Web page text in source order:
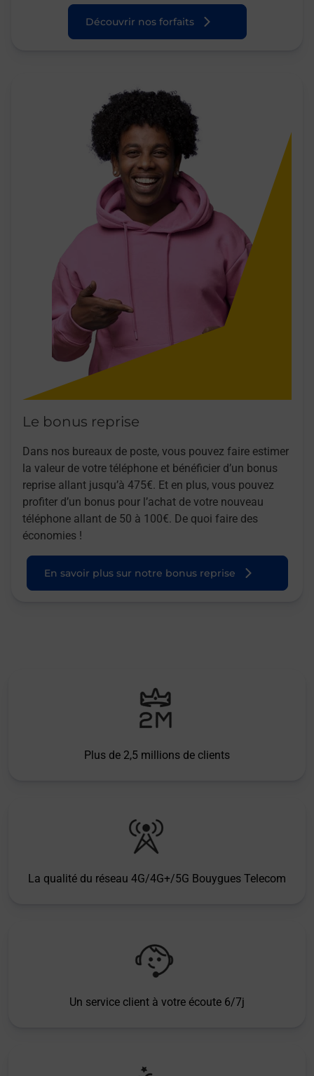
Découvrir nos forfaits
Le bonus reprise
Dans nos bureaux de poste, vous pouvez faire estimer
la valeur de votre téléphone et bénéficier d’un bonus
reprise allant jusqu’à 475€. Et en plus, vous pouvez
profiter d’un bonus pour l’achat de votre nouveau
téléphone allant de 50 à 100€. De quoi faire des
économies !
En savoir plus sur notre bonus reprise
Plus de 2,5 millions de clients
La qualité du réseau 4G/4G+/5G Bouygues Telecom
Un service client à votre écoute 6/7j